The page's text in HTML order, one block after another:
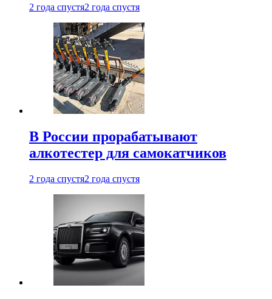
2 года спустя2 года спустя
В России прорабатывают
алкотестер для самокатчиков
2 года спустя2 года спустя